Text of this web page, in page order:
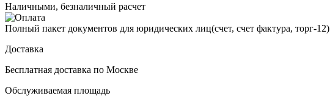
Наличными, безналичный расчет
Полный пакет документов для юридических лиц(счет, счет фактура, торг-12)
Доставка
Бесплатная доставка по Москве
Обслуживаемая площадь